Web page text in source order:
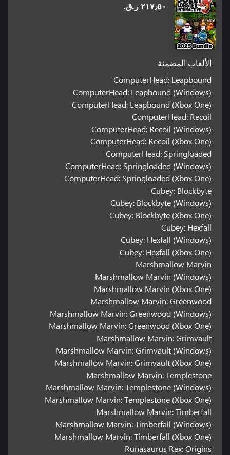
٢١٧٫٥٠ ر.ق.‏
الألعاب المضمنة
ComputerHead: Leapbound
ComputerHead: Leapbound (Windows)
ComputerHead: Leapbound (Xbox One)
ComputerHead: Recoil
ComputerHead: Recoil (Windows)
ComputerHead: Recoil (Xbox One)
ComputerHead: Springloaded
ComputerHead: Springloaded (Windows)
ComputerHead: Springloaded (Xbox One)
Cubey: Blockbyte
Cubey: Blockbyte (Windows)
Cubey: Blockbyte (Xbox One)
Cubey: Hexfall
Cubey: Hexfall (Windows)
Cubey: Hexfall (Xbox One)
Marshmallow Marvin
Marshmallow Marvin (Windows)
Marshmallow Marvin (Xbox One)
Marshmallow Marvin: Greenwood
Marshmallow Marvin: Greenwood (Windows)
Marshmallow Marvin: Greenwood (Xbox One)
Marshmallow Marvin: Grimvault
Marshmallow Marvin: Grimvault (Windows)
Marshmallow Marvin: Grimvault (Xbox One)
Marshmallow Marvin: Templestone
Marshmallow Marvin: Templestone (Windows)
Marshmallow Marvin: Templestone (Xbox One)
Marshmallow Marvin: Timberfall
Marshmallow Marvin: Timberfall (Windows)
Marshmallow Marvin: Timberfall (Xbox One)
Runasaurus Rex: Origins